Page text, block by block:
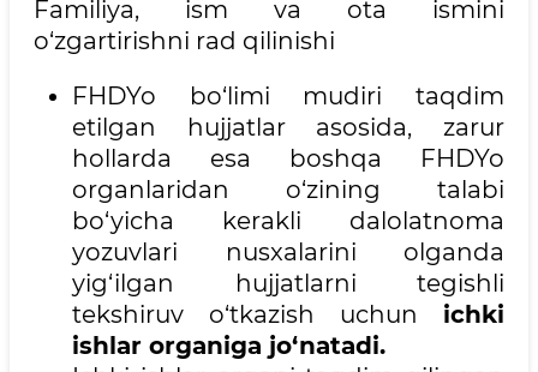
Familiya, ism va ota ismini
o‘zgartirishni rad qilinishi
FHDYo bo‘limi mudiri taqdim
etilgan hujjatlar asosida, zarur
hollarda esa boshqa FHDYo
organlaridan o‘zining talabi
bo‘yicha kerakli dalolatnoma
yozuvlari nusxalarini olganda
yig‘ilgan hujjatlarni tegishli
tekshiruv o‘tkazish uchun ichki
ishlar organiga jo‘natadi.